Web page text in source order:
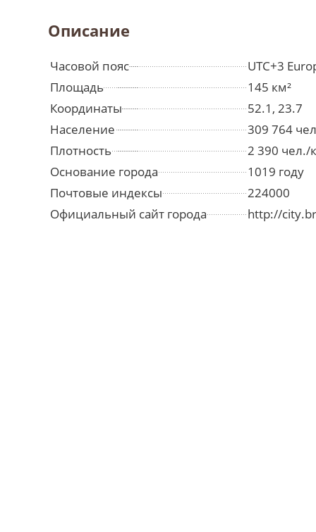
Описание
Часовой пояс
UTC+3
Площадь
145 км²
Координаты
52.1, 23.7
Население
309 764
Плотность
2 390 чел./
Основание города
1019 году
Почтовые индексы
224000
Официальный сайт города
http://